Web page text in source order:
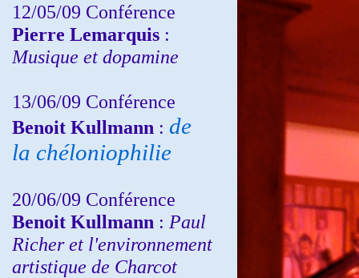
12/05/09 Conférence
Pierre Lemarquis :
Musique et dopamine
13/06/09 Conférence
Benoit Kullmann : de
la chéloniophilie
20/06/09 Conférence
Benoit Kullmann : Paul
Richer et l'environnement
artistique de Charcot